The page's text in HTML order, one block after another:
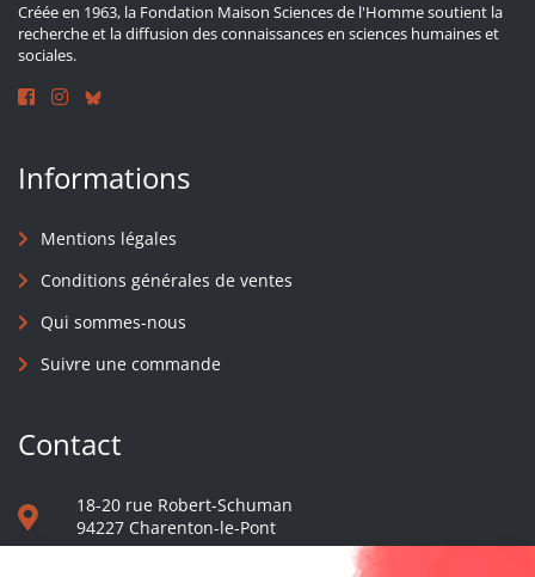
Créée en 1963, la Fondation Maison Sciences de l'Homme soutient la
recherche et la diffusion des connaissances en sciences humaines et
sociales.
Informations
Mentions légales
Conditions générales de ventes
Qui sommes-nous
Suivre une commande
Contact
18-20 rue Robert-Schuman
94227 Charenton-le-Pont